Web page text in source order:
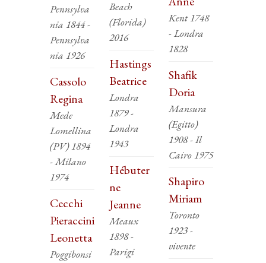
Pennsylva
nia 1844 -
Pennsylva
nia 1926
Cassolo
Regina
Mede
Lomellina
(PV) 1894
- Milano
1974
Cecchi
Pieraccini
Leonetta
Poggibonsi
Beach
(Florida)
2016
Hastings
Beatrice
Londra
1879 -
Londra
1943
Hébuter
ne
Jeanne
Meaux
1898 -
Parigi
Kent 1748
- Londra
1828
Shafik
Doria
Mansura
(Egitto)
1908 - Il
Cairo 1975
Shapiro
Miriam
Toronto
1923 -
vivente